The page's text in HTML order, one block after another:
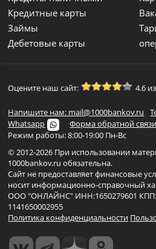
Кредитные карты
Займы
Дебетовые карты
Оцените наш сайт: 4.6
Напишите нам: mail@1000bankov.ru
Whatsapp
Форма обратной связи
Режим работы: 8:00-19:00 Пн-Вс
© 2012-2026 При использовании
1000bankov.ru обязательна.
Сайт не предоставляет финансовые
носит информационно-справочный
ООО "ОНЛАЙНС" ИНН:1650279601
1141650002955
Политика конфиденциальности